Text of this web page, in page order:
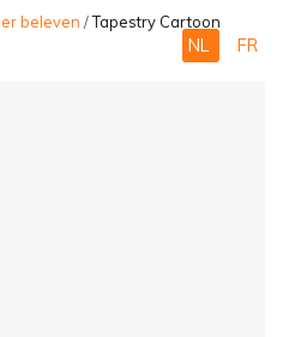
beleven /Tapestry Cartoon
NL FR